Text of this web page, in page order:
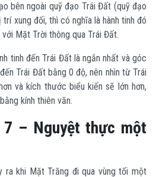
bên ngoài quỹ đạo Trái Đất (quỹ đạo
xung đối, thì có nghĩa là hành tinh đó
Mặt Trời thông qua Trái Đất.
tinh đến Trái Đất là ngắn nhất và góc
Trái Đất bằng 0 độ, nên nhìn từ Trái
và kích thước biểu kiến sẽ lớn hơn,
kính thiên văn.
7 – Nguyệt thực một
ra khi Mặt Trăng đi qua vùng tối một